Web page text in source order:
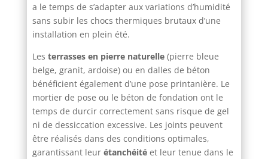
a le temps de s’adapter aux variations d’humidité
sans subir les chocs thermiques brutaux d’une
installation en plein été.
Les terrasses en pierre naturelle(pierre bleue
belge, granit, ardoise) ou en dalles de béton
bénéficient également d’une pose printanière. Le
mortier de pose ou le béton de fondation ont le
temps de durcir correctement sans risque de gel
ni de dessiccation excessive. Les joints peuvent
être réalisés dans des conditions optimales,
garantissant leur étanchéitéet leur tenue dans le